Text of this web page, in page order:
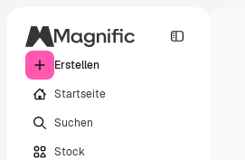
Erstellen
Startseite
Suchen
Stock